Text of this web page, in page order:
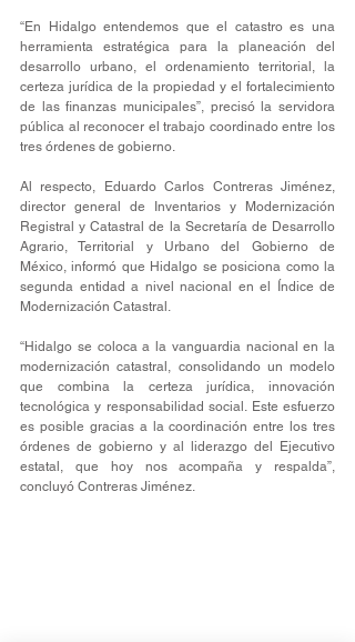
“En Hidalgo entendemos que el catastro es una
herramienta estratégica para la planeación del
desarrollo urbano, el ordenamiento territorial, la
certeza jurídica de la propiedad y el fortalecimiento
de las finanzas municipales”, precisó la servidora
pública al reconocer el trabajo coordinado entre los
tres órdenes de gobierno.
Al respecto, Eduardo Carlos Contreras Jiménez,
director general de Inventarios y Modernización
Registral y Catastral de la Secretaría de Desarrollo
Agrario, Territorial y Urbano del Gobierno de
México, informó que Hidalgo se posiciona como la
segunda entidad a nivel nacional en el Índice de
Modernización Catastral.
“Hidalgo se coloca a la vanguardia nacional en la
modernización catastral, consolidando un modelo
que combina la certeza jurídica, innovación
tecnológica y responsabilidad social. Este esfuerzo
es posible gracias a la coordinación entre los tres
órdenes de gobierno y al liderazgo del Ejecutivo
estatal, que hoy nos acompaña y respalda”,
concluyó Contreras Jiménez.